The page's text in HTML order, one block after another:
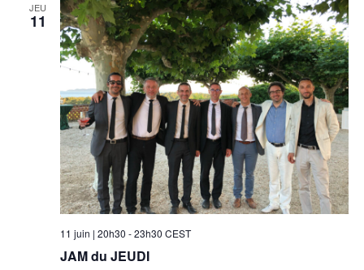
JEU
11
11 juin | 20h30 -23h30 CEST
JAM du JEUDI